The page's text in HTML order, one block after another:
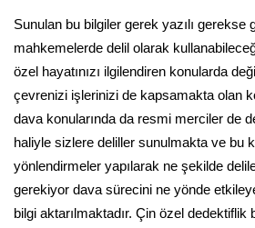
Sunulan bu bilgiler gerek yazılı gerekse
mahkemelerde delil olarak
özel hayatınızı ilgilendiren konularda
çevrenizi işlerinizi de kapsamakta olan
dava konularında da resmi merciler de
haliyle sizlere deliller sunulmakta ve bu
yönlendirmeler yapılarak ne şekilde
gerekiyor dava sürecini ne yönde
bilgi aktarılmaktadır. Çin özel